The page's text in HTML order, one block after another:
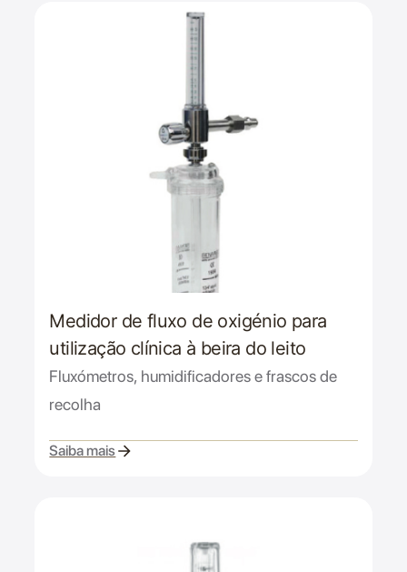
Medidor de fluxo de oxigénio para
utilização clínica à beira do leito
Fluxómetros, humidificadores e frascos de
recolha
Saiba mais